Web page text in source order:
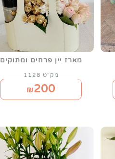
מארז יין פרחים ומתוקים
מק"ט 1128
₪200